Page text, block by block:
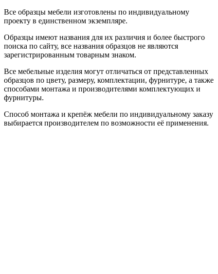
Все образцы мебели изготовлены по индивидуальному
проекту в единственном экземпляре.
Образцы имеют названия для их различия и более быстрого
поиска по сайту, все названия образцов не являются
зарегистрированным товарным знаком.
Все мебельные изделия могут отличаться от представленных
образцов по цвету, размеру, комплектации, фурнитуре, а также
способами монтажа и производителями комплектующих и
фурнитуры.
Способ монтажа и крепёж мебели по индивидуальному заказу
выбирается производителем по возможности её применения.